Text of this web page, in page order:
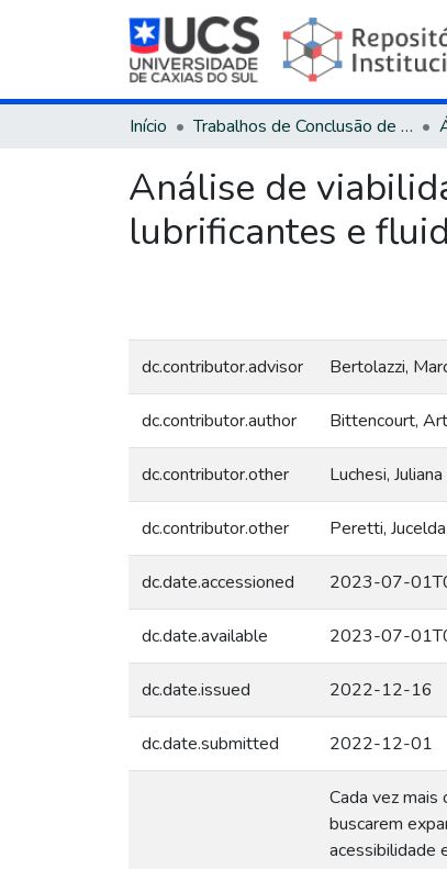
Início Trabalhos de Conclusão de Curso
Análise de
lubrificantes e
dc.contributor.advisor Bertolazzi,
dc.contributor.author Bittencourt,
dc.contributor.other Luchesi,
dc.contributor.other Peretti,
dc.date.accessioned 2023-07-
dc.date.available 2023-07-
dc.date.issued 2022-12-16
dc.date.submitted 2022-12-01
Cada vez
buscarem
acessibilidade